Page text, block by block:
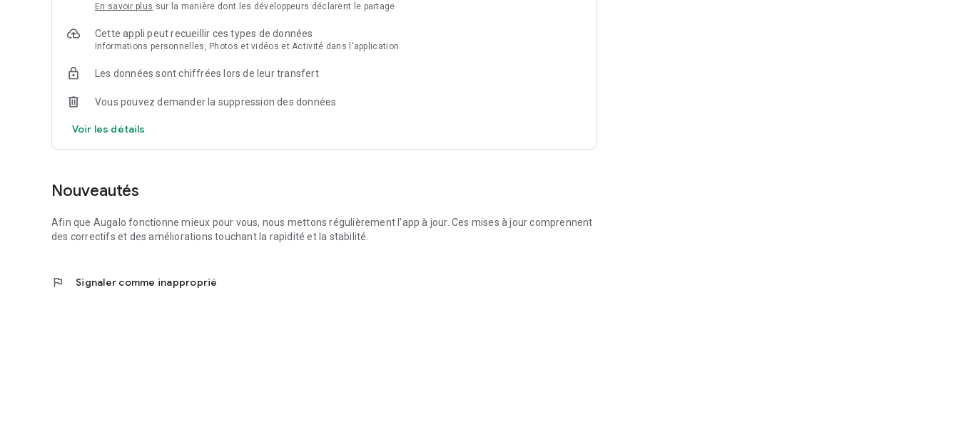
En savoir plus sur la manière dont les développeurs déclarent le partage
Cette appli peut recueillir ces types de données
Informations personnelles, Photos et vidéos et Activité dans l'application
Les données sont chiffrées lors de leur transfert
Vous pouvez demander la suppression des données
Voir les détails
Nouveautés
Afin que Augalo fonctionne mieux pour vous, nous mettons régulièrement l'app à jour. Ces mises à jour comprennent
des correctifs et des améliorations touchant la rapidité et la stabilité.
flag Signaler comme inapproprié